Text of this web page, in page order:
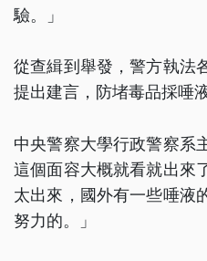
驗。」
從查緝到舉發，警方執法
提出建言，防堵毒品採唾
中央警察大學行政警察系
這個面容大概就看就出來
太出來，國外有一些唾液
努力的。」